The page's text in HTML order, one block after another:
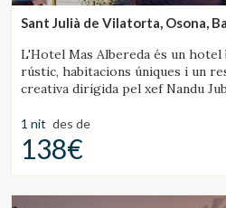
Sant Julià de Vilatorta, Osona,
L'Hotel Mas Albereda és un hotel
rústic, habitacions úniques i un
creativa dirigida pel xef Nandu
1 nit des de
138€